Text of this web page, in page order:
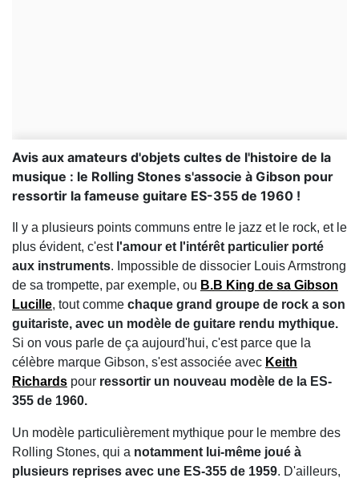
Avis aux amateurs d'objets cultes de l'histoire de la
musique : le Rolling Stones s'associe à Gibson pour
ressortir la fameuse guitare ES-355 de 1960 !
Il y a plusieurs points communs entre le jazz et le rock, et le
plus évident, c'est l'amour et l'intérêt particulier porté
aux instruments. Impossible de dissocier Louis Armstrong
de sa trompette, par exemple, ou B.B King de sa Gibson
Lucille, tout comme chaque grand groupe de rock a son
guitariste, avec un modèle de guitare rendu mythique.
Si on vous parle de ça aujourd'hui, c'est parce que la
célèbre marque Gibson, s'est associée avec Keith
Richards pour ressortir un nouveau modèle de la ES-
355 de 1960.
Un modèle particulièrement mythique pour le membre des
Rolling Stones, qui a notamment lui-même joué à
plusieurs reprises avec une ES-355 de 1959. D'ailleurs,